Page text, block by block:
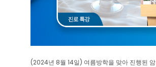
(2024년 8월 14일) 여름방학을 맞아 진행된